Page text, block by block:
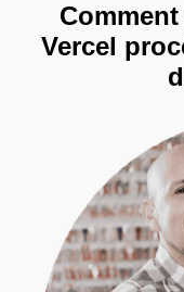
Vercel